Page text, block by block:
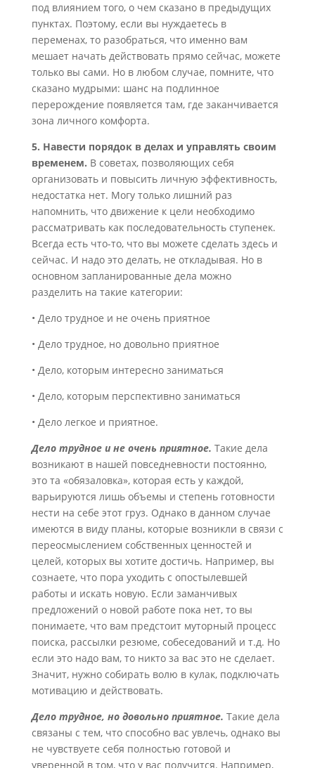
под влиянием того, о чем сказано в предыдущих
пунктах. Поэтому, если вы нуждаетесь в
переменах, то разобраться, что именно вам
мешает начать действовать прямо сейчас, можете
только вы сами. Но в любом случае, помните, что
сказано мудрыми: шанс на подлинное
перерождение появляется там, где заканчивается
зона личного комфорта.
5. Навести порядок в делах и управлять своим
временем. В советах, позволяющих себя
организовать и повысить личную эффективность,
недостатка нет. Могу только лишний раз
напомнить, что движение к цели необходимо
рассматривать как последовательность ступенек.
Всегда есть что-то, что вы можете сделать здесь и
сейчас. И надо это делать, не откладывая. Но в
основном запланированные дела можно
разделить на такие категории:
• Дело трудное и не очень приятное
• Дело трудное, но довольно приятное
• Дело, которым интересно заниматься
• Дело, которым перспективно заниматься
• Дело легкое и приятное.
Дело трудное и не очень приятное. Такие дела
возникают в нашей повседневности постоянно,
это та «обязаловка», которая есть у каждой,
варьируются лишь объемы и степень готовности
нести на себе этот груз. Однако в данном случае
имеются в виду планы, которые возникли в связи с
переосмыслением собственных ценностей и
целей, которых вы хотите достичь. Например, вы
сознаете, что пора уходить с опостылевшей
работы и искать новую. Если заманчивых
предложений о новой работе пока нет, то вы
понимаете, что вам предстоит муторный процесс
поиска, рассылки резюме, собеседований и т.д. Но
если это надо вам, то никто за вас это не сделает.
Значит, нужно собирать волю в кулак, подключать
мотивацию и действовать.
Дело трудное, но довольно приятное. Такие дела
связаны с тем, что способно вас увлечь, однако вы
не чувствуете себя полностью готовой и
уверенной в том, что у вас получится. Например,